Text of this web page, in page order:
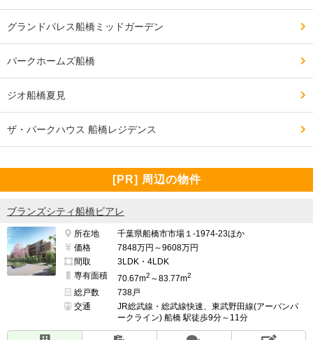
グランドパレス船橋ミッドガーデン
パークホームズ船橋
ジオ船橋夏見
ザ・パークハウス 船橋レジデンス
[PR] 周辺の物件
ブランズシティ船橋ビアレ
所在地
千葉県船橋市市場１-1974-23ほか
価格
7848万円～9608万円
間取
3LDK・4LDK
専有面積
70.67m2 ～83.77m2
総戸数
738戸
交通
JR総武線・総武線快速、東武野田線(アーバンパ
ークライン) 船橋 駅徒歩9分～11分